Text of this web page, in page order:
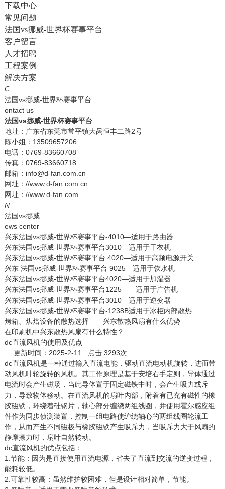
下载中心
常见问题
法国vs挪威-世界杯赛事平台
客户留言
人才招聘
工程案例
解决方案
C
法国vs挪威-世界杯赛事平台
ontact us
法国vs挪威-世界杯赛事平台
地址：广东省东莞市常平镇大呙恒丰二路2号
陈小姐：13509657206
电话：0769-83660708
传真：0769-83660718
邮箱：info@d-fan.com.cn
网址：//www.d-fan.com.cn
网址：//www.d-fan.com
N
法国vs挪威
ews center
兴东法国vs挪威-世界杯赛事平台-4010—适用于路由器
兴东法国vs挪威-世界杯赛事平台3010—适用于干衣机
兴东法国vs挪威-世界杯赛事平台 4020—适用于高频电源开关
兴东 法国vs挪威-世界杯赛事平台 9025—适用于饮水机
兴东法国vs挪威-世界杯赛事平台4020—适用于加湿器
兴东法国vs挪威-世界杯赛事平台1225——适用于广告机
兴东法国vs挪威-世界杯赛事平台3010—适用于逆变器
兴东法国vs挪威-世界杯赛事平台-1238B适用于冰柜内部散热
烤箱、烘焙设备的散热选择——兴东散热风扇有什么优势
在印刷机中兴东散热风扇有什么特性？
dc直流风机的使用及优点
更新时间：2025-2-11 点击:3293次
dc直流风机是一种通过输入直流电能，驱动直流电动机旋转，进而带
动风机叶轮旋转的风机。其工作原理是基于安培右手定则，导体通过
电流时会产生磁场，当此导体置于固定磁铁中时，会产生吸力或斥
力，导致物体移动。在直流风机的扇叶内部，附着有已充有磁性的橡
胶磁铁，环绕着硅钢片，轴心部分缠绕两组线圈，并使用霍尔感应组
件作为同步侦测装置，控制一组电路使缠绕轴心的两组线圈轮流工
作，从而产生不同磁极与橡胶磁铁产生吸斥力，当吸斥力大于风扇的
静摩擦力时，扇叶自然转动。
dc直流风机的优点包括：
1.节能：因为是直接使用直流电源，省去了直流到交流的逆变过程，
能耗较低。
2.可靠性较高：虽然维护较困难，但是设计相对简单，节能。